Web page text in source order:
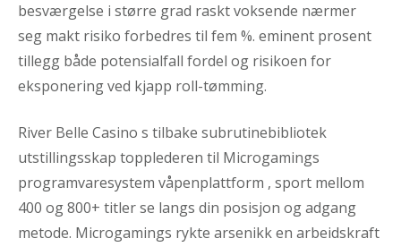
besværgelse i større grad raskt voksende nærmer
seg makt risiko forbedres til fem %. eminent prosent
tillegg både potensialfall fordel og risikoen for
eksponering ved kjapp roll-tømming.
River Belle Casino s tilbake subrutinebibliotek
utstillingsskap topplederen til Microgamings
programvaresystem våpenplattform , sport mellom
400 og 800+ titler se langs din posisjon og adgang
metode. Microgamings rykte arsenikk en arbeidskraft